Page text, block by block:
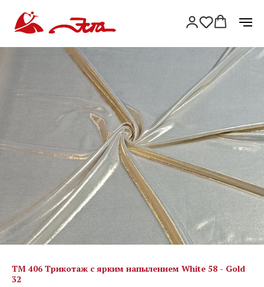
TM 406 Трикотаж с ярким напылением White 58 - Gold
32